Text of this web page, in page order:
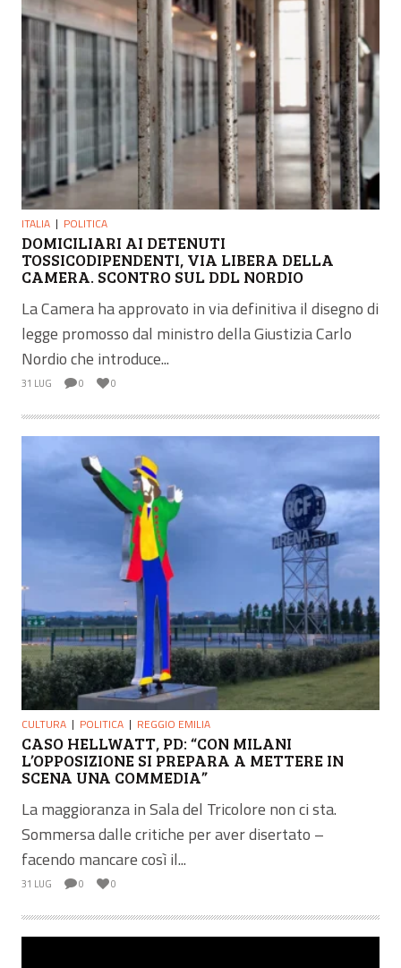
ITALIA POLITICA
DOMICILIARI AI DETENUTI
TOSSICODIPENDENTI, VIA LIBERA DELLA
CAMERA. SCONTRO SUL DDL NORDIO
La Camera ha approvato in via definitiva il disegno di
legge promosso dal ministro della Giustizia Carlo
Nordio che introduce...
31 LUG 0 0
CULTURA POLITICA REGGIO EMILIA
CASO HELLWATT, PD: “CON MILANI
L’OPPOSIZIONE SI PREPARA A METTERE IN
SCENA UNA COMMEDIA”
La maggioranza in Sala del Tricolore non ci sta.
Sommersa dalle critiche per aver disertato –
facendo mancare così il...
31 LUG 0 0